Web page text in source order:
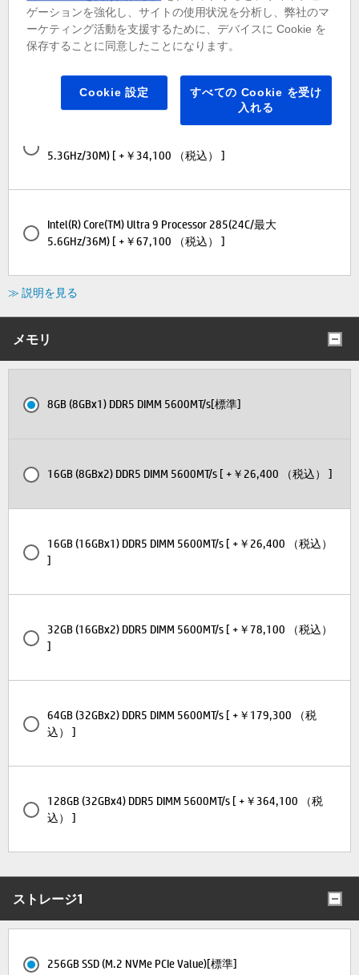
Intel(R) Core(TM) Ultra 5 Proceccer 235(14C/最大
5.3GHz/30M) [ +￥34,100 （税込） ]
Intel(R) Core(TM) Ultra 9 Processor 285(24C/最大
5.6GHz/36M) [ +￥67,100 （税込） ]
≫ 説明を見る
メモリ
8GB (8GBx1) DDR5 DIMM 5600MT/s[標準]
16GB (8GBx2) DDR5 DIMM 5600MT/s [ +￥26,400 （税込） ]
16GB (16GBx1) DDR5 DIMM 5600MT/s [ +￥26,400 （税込）
]
32GB (16GBx2) DDR5 DIMM 5600MT/s [ +￥78,100 （税込）
]
64GB (32GBx2) DDR5 DIMM 5600MT/s [ +￥179,300 （税
込） ]
128GB (32GBx4) DDR5 DIMM 5600MT/s [ +￥364,100 （税
込） ]
ストレージ1
256GB SSD (M.2 NVMe PCIe Value)[標準]
ゲーションを強化し、サイトの使用状況を分析し、弊社のマ
ーケティング活動を支援するために、デバイスに Cookie を
保存することに同意したことになります。
Cookie 設定
すべての Cookie を受け
入れる